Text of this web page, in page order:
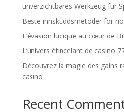
unverzichtbares Werkzeug für
Beste innskuddsmetoder for
L’évasion ludique au cœur de
L’univers étincelant de casino
Découvrez la magie des gains
casino
Recent